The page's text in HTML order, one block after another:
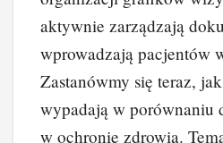
aktywnie zarządzają
wprowadzają pacjentów
Zastanówmy się teraz,
wypadają w porównaniu
w ochronie zdrowia.